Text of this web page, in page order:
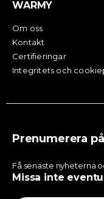
WARMY
Om oss
Kontakt
Certifieringar
Integritets och
Prenumerera
Få senaste nyheterna
Missa inte